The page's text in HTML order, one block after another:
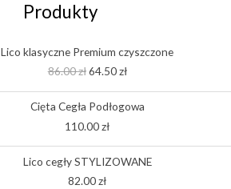
Produkty
Lico klasyczne Premium czyszczone
86.00zł
cena
wynosiła:
86.00 zł.
64.50zł
cena
wynosi:
64.50 zł.
Cięta Cegła Podłogowa
110.00zł
Lico cegły STYLIZOWANE
82.00zł